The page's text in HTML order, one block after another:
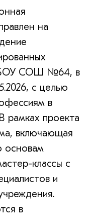
на
СОШ №64, в
с целью
в
рамках проекта
включающая
основам
классы с
и
в